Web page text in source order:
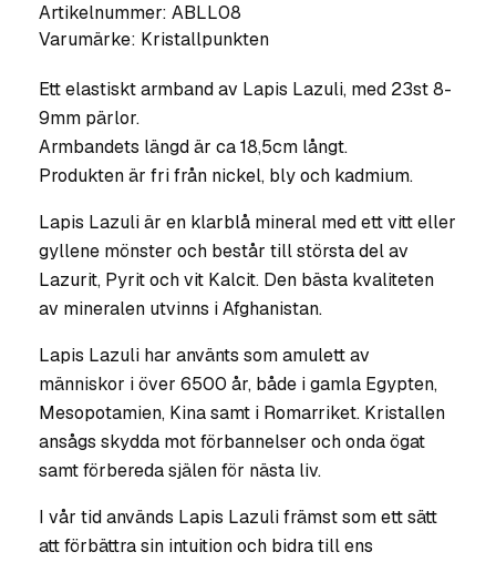
Artikelnummer: ABLL08
Varumärke: Kristallpunkten
Ett elastiskt armband av Lapis Lazuli, med 23st 8-
9mm pärlor.
Armbandets längd är ca 18,5cm långt.
Produkten är fri från nickel, bly och kadmium.
Lapis Lazuli är en klarblå mineral med ett vitt eller
gyllene mönster och består till största del av
Lazurit, Pyrit och vit Kalcit. Den bästa kvaliteten
av mineralen utvinns i Afghanistan.
Lapis Lazuli har använts som amulett av
människor i över 6500 år, både i gamla Egypten,
Mesopotamien, Kina samt i Romarriket. Kristallen
ansågs skydda mot förbannelser och onda ögat
samt förbereda själen för nästa liv.
I vår tid används Lapis Lazuli främst som ett sätt
att förbättra sin intuition och bidra till ens